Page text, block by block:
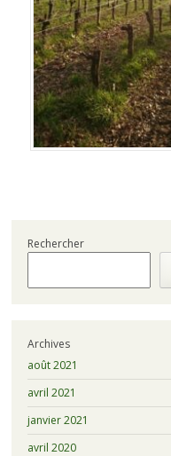
Rechercher
Archives
août 2021
avril 2021
janvier 2021
avril 2020